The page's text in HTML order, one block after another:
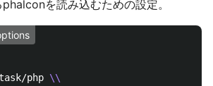
を読み込むための設定。
php \\